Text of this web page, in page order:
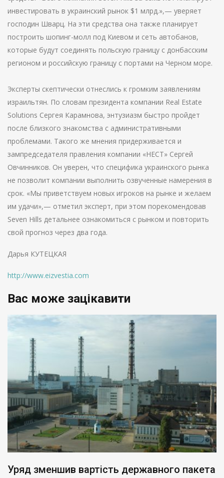
инвестировать в украинский рынок $1 млрд.»,— уверяет
господин Шварц. На эти средства она также планирует
построить шопинг-молл под Киевом и сеть автобанов,
которые будут соединять польскую границу с донбасским
регионом и российскую границу с портами на Черном море.
Эксперты скептически отнеслись к громким заявлениям
израильтян. По словам президента компании Real Estate
Solutions Сергея Карамнова, энтузиазм быстро пройдет
после близкого знакомства с административными
проблемами. Такого же мнения придерживается и
зампредседателя правления компании «НЕСТ» Сергей
Овчинников. Он уверен, что специфика украинского рынка
не позволит компании выполнить озвученные намерения в
срок. «Мы приветствуем новых игроков на рынке и желаем
им удачи»,— отметил эксперт, при этом порекомендовав
Seven Hills детальнее ознакомиться с рынком и повторить
свой прогноз через два года.
Дарья КУТЕЦКАЯ
http://www.eizvestia.com
Вас може зацікавити
Уряд зменшив вартість державного пакета